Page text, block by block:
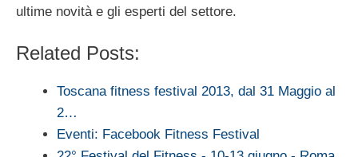
ultime novità e gli esperti del settore.
Related Posts:
Toscana fitness festival 2013, dal 31 Maggio al
2…
Eventi: Facebook Fitness Festival